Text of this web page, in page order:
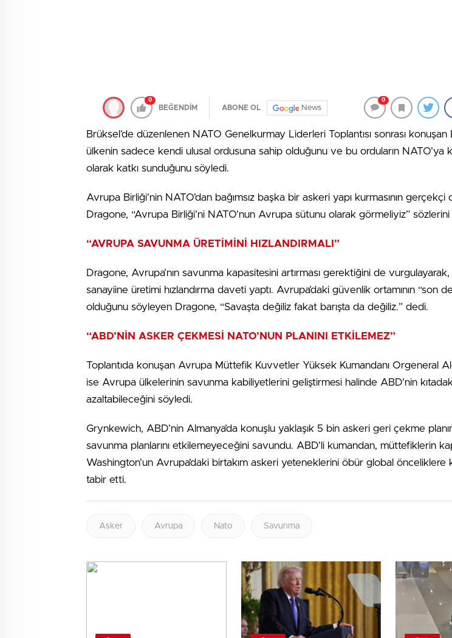
0
BEĞENDİM ABONE OL News
0
Brüksel’de düzenlenen NATO Genelkurmay Liderleri Toplantısı sonrası
ülkenin sadece kendi ulusal ordusuna sahip olduğunu ve bu orduların NATO’ya
olarak katkı sunduğunu söyledi.
Avrupa Birliği’nin NATO’dan bağımsız başka bir askeri yapı kurmasının gerçekçi
Dragone, “Avrupa Birliği’ni NATO’nun Avrupa sütunu olarak görmeliyiz” sözlerini
“AVRUPA SAVUNMA ÜRETİMİNİ HIZLANDIRMALI”
Dragone, Avrupa’nın savunma kapasitesini artırması gerektiğini de
sanayiine üretimi hızlandırma daveti yaptı. Avrupa’daki güvenlik ortamının “son
olduğunu söyleyen Dragone, “Savaşta değiliz fakat barışta da değiliz.” dedi.
“ABD’NİN ASKER ÇEKMESİ NATO’NUN PLANINI ETKİLEMEZ”
Toplantıda konuşan Avrupa Müttefik Kuvvetler Yüksek Kumandanı Orgeneral
ise Avrupa ülkelerinin savunma kabiliyetlerini geliştirmesi halinde ABD’nin kıtadaki
azaltabileceğini söyledi.
Grynkewich, ABD’nin Almanya’da konuşlu yaklaşık 5 bin askeri geri çekme
savunma planlarını etkilemeyeceğini savundu. ABD’li kumandan, müttefiklerin
Washington’un Avrupa’daki birtakım askeri yeteneklerini öbür global önceliklere
tabir etti.
Asker Avrupa Nato Savunma